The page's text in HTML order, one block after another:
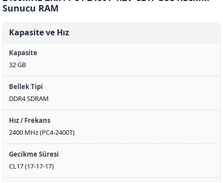
Sunucu RAM
Kapasite ve Hız
Kapasite
32 GB
Bellek Tipi
DDR4 SDRAM
Hız / Frekans
2400 MHz (PC4-2400T)
Gecikme Süresi
CL17 (17-17-17)